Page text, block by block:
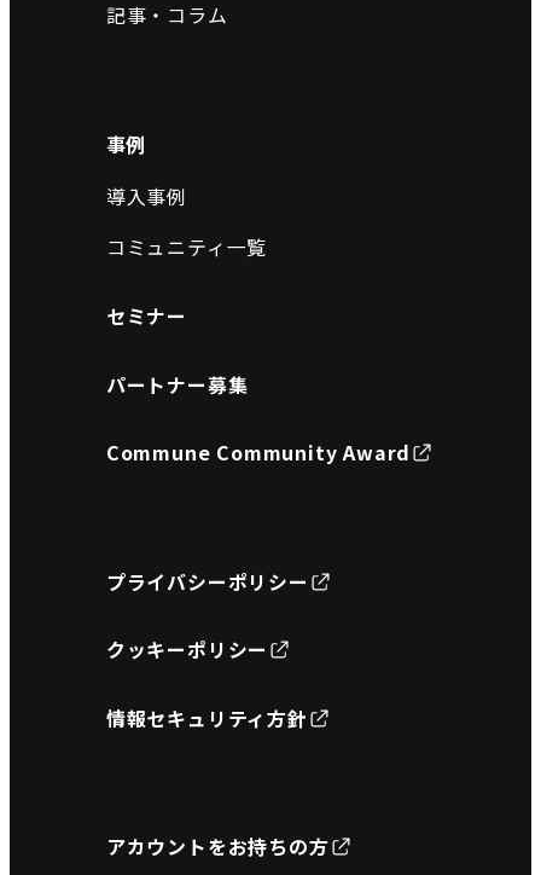
記事・コラム
事例
導入事例
コミュニティ一覧
セミナー
パートナー募集
Commune Community Award
プライバシーポリシー
クッキーポリシー
情報セキュリティ方針
アカウントをお持ちの方